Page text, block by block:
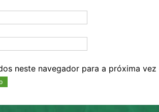
neste navegador para a próxima vez